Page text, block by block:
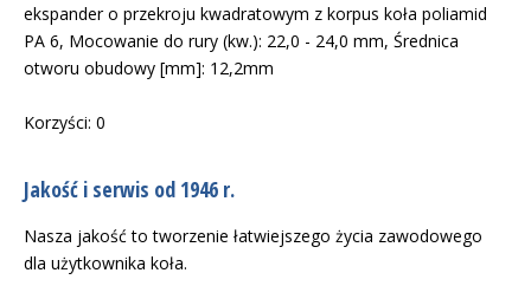
ekspander o przekroju kwadratowym z korpus koła poliamid
PA 6, Mocowanie do rury (kw.): 22,0 - 24,0 mm, Średnica
otworu obudowy [mm]: 12,2mm
Korzyści: 0
Jakość i serwis od 1946 r.
Nasza jakość to tworzenie łatwiejszego życia zawodowego
dla użytkownika koła.